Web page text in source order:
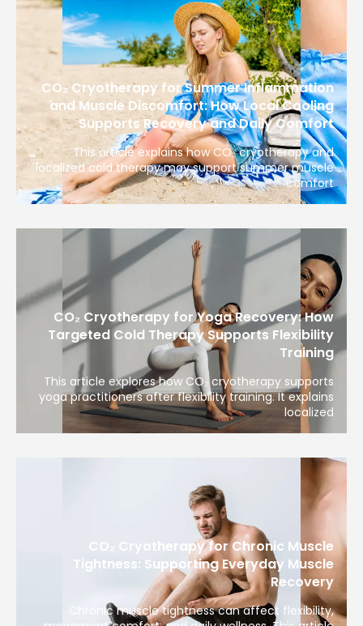
CO₂ Cryotherapy for Summer Inflammation
and Muscle Discomfort: How Local Cooling
Supports Recovery and Daily Comfort
This article explains how CO₂ cryotherapy and
localized cold therapy may support summer muscle
comfort
CO₂ Cryotherapy for Yoga Recovery: How
Targeted Cold Therapy Supports Flexibility
Training
This article explores how CO₂ cryotherapy supports
yoga practitioners after flexibility training. It explains
localized
CO₂ Cryotherapy for Chronic Muscle
Tightness: Supporting Everyday Muscle
Recovery
Chronic muscle tightness can affect flexibility,